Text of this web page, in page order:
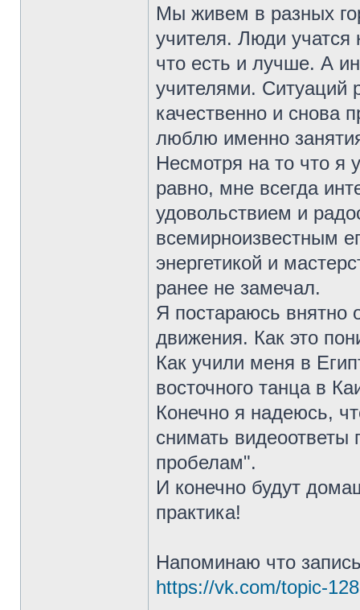
Мы живем в разных
учителя. Люди учатся
что есть и лучше. А
учителями. Ситуаций
качественно и снова
люблю именно
Несмотря на то что я
равно, мне всегда
удовольствием и
всемирноизвестным
энергетикой и
ранее не замечал.
Я постараюсь внятно
движения. Как это
Как учили меня в
восточного танца в
Конечно я надеюсь,
снимать
пробелам".
И конечно будут
практика!
Напоминаю что
https://vk.com/topic-